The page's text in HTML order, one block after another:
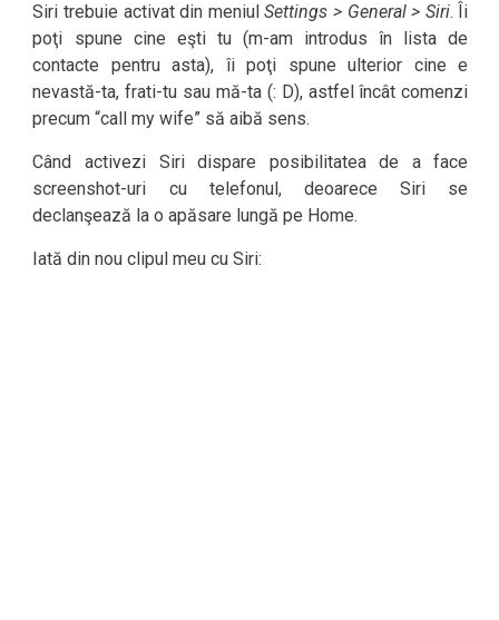
Siri trebuie activat din meniulSettings > General > Siri. Îi
poţi spune cine eşti tu (m-am introdus în lista de
contacte pentru asta), îi poţi spune ulterior cine e
nevastă-ta, frati-tu sau mă-ta (: D), astfel încât comenzi
precum “call my wife” să aibă sens.
Când activezi Siri dispare posibilitatea de a face
screenshot-uri cu telefonul, deoarece Siri se
declanşează la o apăsare lungă pe Home.
Iată din nou clipul meu cu Siri: